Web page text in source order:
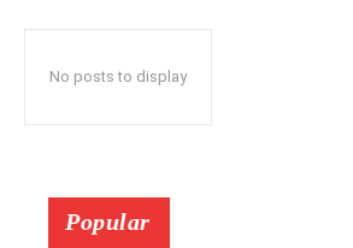
No posts to display
Popular